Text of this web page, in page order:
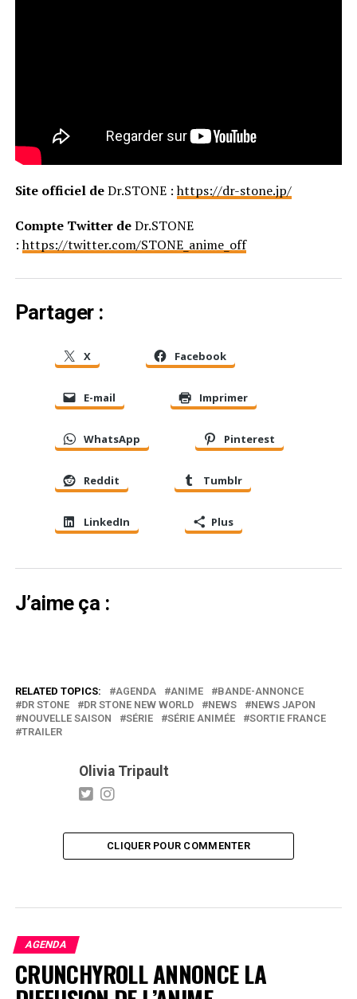
Site officiel deDr.STONE :https://dr-stone.jp/
Compte Twitter deDr.STONE
:https://twitter.com/STONE_anime_off
Partager :
X Facebook
E-mail Imprimer
WhatsApp Pinterest
Reddit Tumblr
LinkedIn Plus
J’aime ça :
RELATED TOPICS: AGENDA ANIME
BANDE-ANNONCE
DR STONE
DR STONE NEW WORLD NEWS
NEWS JAPON
NOUVELLE SAISON
SÉRIE SÉRIE ANIMÉE
SORTIE FRANCE
TRAILER
Olivia Tripault
CLIQUER POUR COMMENTER
AGENDA
CRUNCHYROLL ANNONCE LA